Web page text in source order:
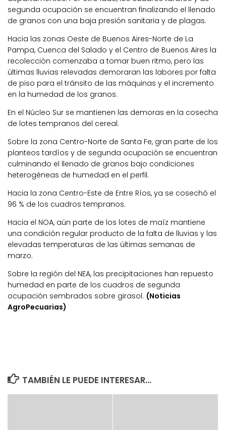
segunda ocupación se encuentran finalizando el llenado
de granos con una baja presión sanitaria y de plagas.
Hacia las zonas Oeste de Buenos Aires-Norte de La
Pampa, Cuenca del Salado y el Centro de Buenos Aires la
recolección comenzaba a tomar buen ritmo, pero las
últimas lluvias relevadas demoraran las labores por falta
de piso para el tránsito de las máquinas y el incremento
en la humedad de los granos.
En el Núcleo Sur se mantienen las demoras en la cosecha
de lotes tempranos del cereal.
Sobre la zona Centro-Norte de Santa Fe, gran parte de los
planteos tardíos y de segunda ocupación se encuentran
culminando el llenado de granos bajo condiciones
heterogéneas de humedad en el perfil.
Hacia la zona Centro-Este de Entre Ríos, ya se cosechó el
96 % de los cuadros tempranos.
Hacia el NOA, aún parte de los lotes de maíz mantiene
una condición regular producto de la falta de lluvias y las
elevadas temperaturas de las últimas semanas de
marzo.
Sobre la región del NEA, las precipitaciones han repuesto
humedad en parte de los cuadros de segunda
ocupación sembrados sobre girasol. (Noticias
AgroPecuarias)
TAMBIÉN LE PUEDE INTERESAR...